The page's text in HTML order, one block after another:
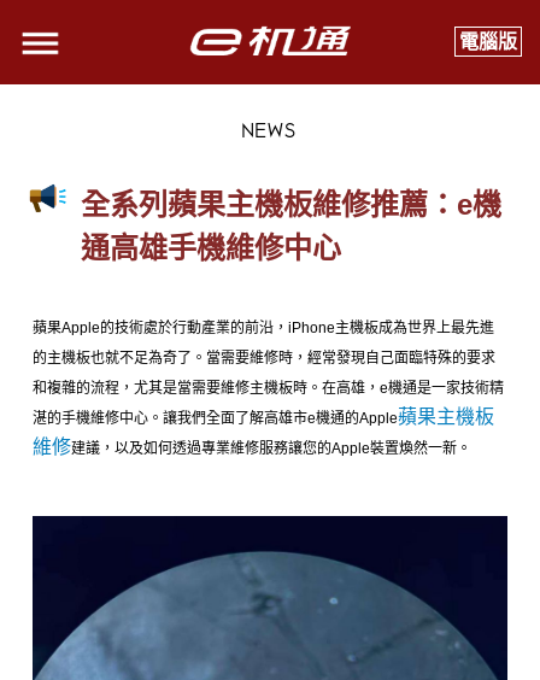
電腦版
NEWS
全系列蘋果主機板維修推薦：e機
通高雄手機維修中心
蘋果Apple的技術處於行動產業的前沿，iPhone主機板成為世界上最先進
的主機板也就不足為奇了。當需要維修時，經常發現自己面臨特殊的要求
和複雜的流程，尤其是當需要維修主機板時。在高雄，e機通是一家技術精
湛的手機維修中心。讓我們全面了解高雄市e機通的Apple蘋果主機板
維修建議，以及如何透過專業維修服務讓您的Apple裝置煥然一新。